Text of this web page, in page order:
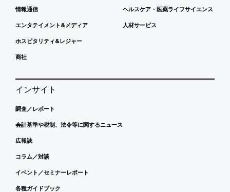
情報通信
エンタテイメント&メディア
ホスピタリティ&レジャー
商社
ヘルスケア・医薬ライフサイエンス
人材サービス
インサイト
調査／レポート
会計基準や税制、法令等に関するニュース
広報誌
コラム／対談
イベント／セミナーレポート
各種ガイドブック